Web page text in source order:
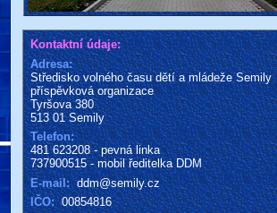
Kontaktní údaje:
Adresa:
Středisko volného času dětí a mládeže Semily
příspěvková organizace
Tyršova 380
513 01 Semily
Telefon:
481 623208 - pevná linka
737900515 - mobil ředitelka DDM
E-mail:ddm@semily.cz
IČO:00854816